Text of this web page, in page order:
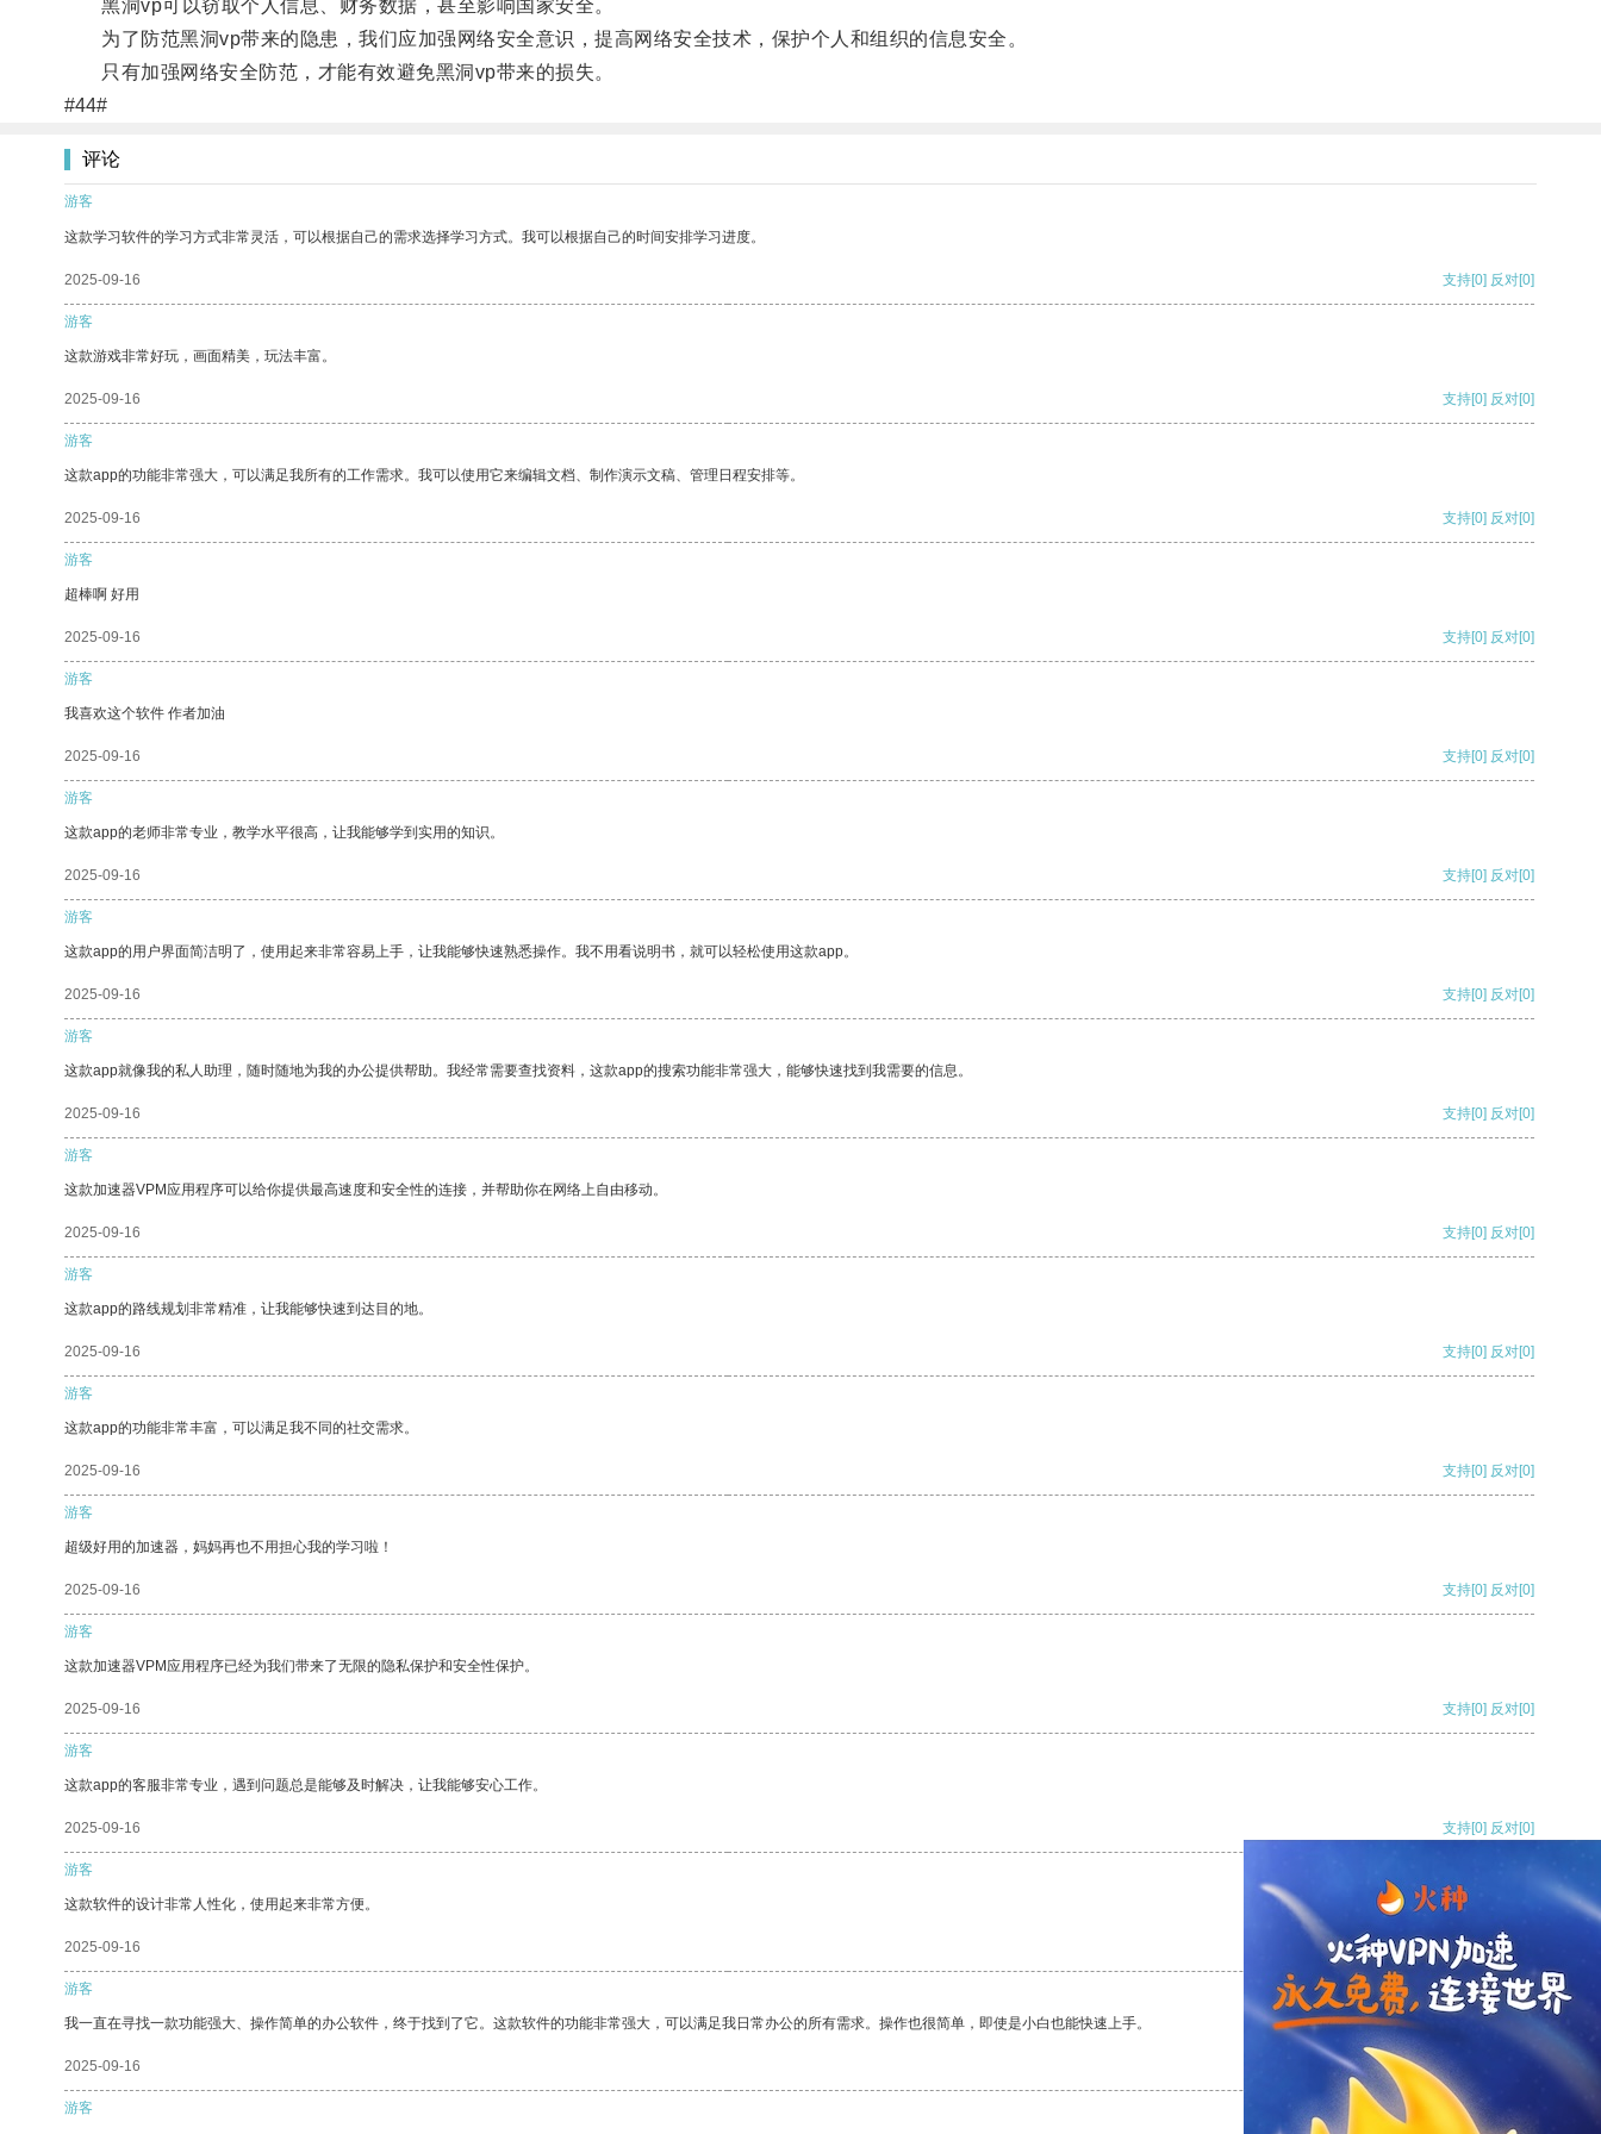
黑洞vp可以窃取个人信息、财务数据，甚至影响国家安全。
为了防范黑洞vp带来的隐患，我们应加强网络安全意识，提高网络安全技术，保护个人和组织的信息安全。
只有加强网络安全防范，才能有效避免黑洞vp带来的损失。
#44#
评论
游客
这款学习软件的学习方式非常灵活，可以根据自己的需求选择学习方式。我可以根据自己的时间安排学习进度。
2025-09-16 支持[0] 反对[0]
游客
这款游戏非常好玩，画面精美，玩法丰富。
2025-09-16 支持[0] 反对[0]
游客
这款app的功能非常强大，可以满足我所有的工作需求。我可以使用它来编辑文档、制作演示文稿、管理日程安排等。
2025-09-16 支持[0] 反对[0]
游客
超棒啊 好用
2025-09-16 支持[0] 反对[0]
游客
我喜欢这个软件 作者加油
2025-09-16 支持[0] 反对[0]
游客
这款app的老师非常专业，教学水平很高，让我能够学到实用的知识。
2025-09-16 支持[0] 反对[0]
游客
这款app的用户界面简洁明了，使用起来非常容易上手，让我能够快速熟悉操作。我不用看说明书，就可以轻松使用这款app。
2025-09-16 支持[0] 反对[0]
游客
这款app就像我的私人助理，随时随地为我的办公提供帮助。我经常需要查找资料，这款app的搜索功能非常强大，能够快速找到我需要的信息。
2025-09-16 支持[0] 反对[0]
游客
这款加速器VPM应用程序可以给你提供最高速度和安全性的连接，并帮助你在网络上自由移动。
2025-09-16 支持[0] 反对[0]
游客
这款app的路线规划非常精准，让我能够快速到达目的地。
2025-09-16 支持[0] 反对[0]
游客
这款app的功能非常丰富，可以满足我不同的社交需求。
2025-09-16 支持[0] 反对[0]
游客
超级好用的加速器，妈妈再也不用担心我的学习啦！
2025-09-16 支持[0] 反对[0]
游客
这款加速器VPM应用程序已经为我们带来了无限的隐私保护和安全性保护。
2025-09-16 支持[0] 反对[0]
游客
这款app的客服非常专业，遇到问题总是能够及时解决，让我能够安心工作。
2025-09-16 支持[0] 反对[0]
游客
这款软件的设计非常人性化，使用起来非常方便。
2025-09-16 支持[0] 反对
游客
我一直在寻找一款功能强大、操作简单的办公软件，终于找到了它。这款软件的功能非常强大，可以满足我日常办公的所有需求。操作也很简单，即使是小白也能快速上手。
2025-09-16 支持
游客